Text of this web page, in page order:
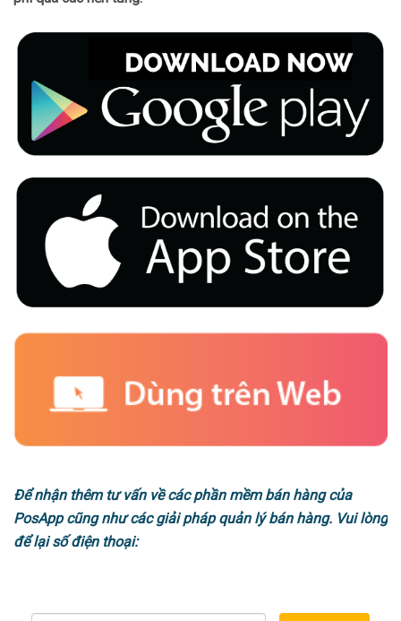
Để nhận thêm tư vấn về các phần mềm bán hàng của
PosApp cũng như các giải pháp quản lý bán hàng. Vui lòng
để lại số điện thoại: